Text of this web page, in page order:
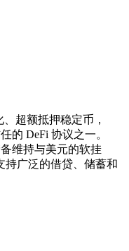
超额抵押稳定币，
的 DeFi 协议之一。
维持与美元的软挂
持广泛的借贷、储蓄和